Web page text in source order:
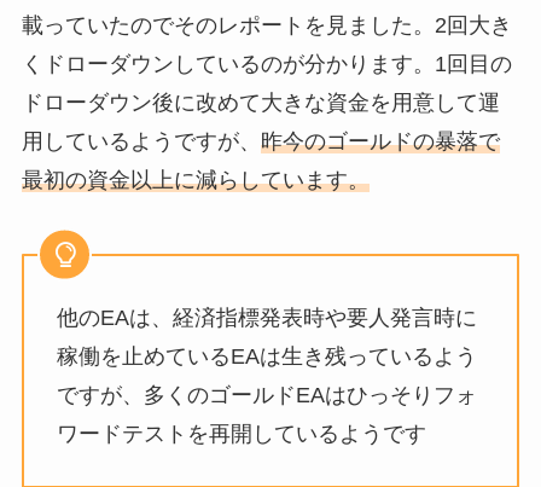
載っていたのでそのレポートを見ました。2回大き
くドローダウンしているのが分かります。1回目の
ドローダウン後に改めて大きな資金を用意して運
用しているようですが、 昨今のゴールドの暴落で
最初の資金以上に減らしています。
他のEAは、経済指標発表時や要人発言時に
稼働を止めているEAは生き残っているよう
ですが、多くのゴールドEAはひっそりフォ
ワードテストを再開しているようです